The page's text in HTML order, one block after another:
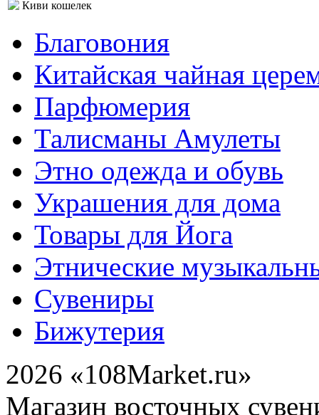
Киви кошелек
Благовония
Китайская чайная
Парфюмерия
Талисманы Амулеты
Этно одежда и обувь
Украшения для дома
Товары для Йога
Этнические
Сувениры
Бижутерия
2026 «108Market.ru»
Магазин восточных